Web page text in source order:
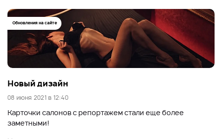
Обновления на сайте
Новый дизайн
08 июня 2021 в 12:40
Карточки салонов с репортажем стали еще более
заметными!